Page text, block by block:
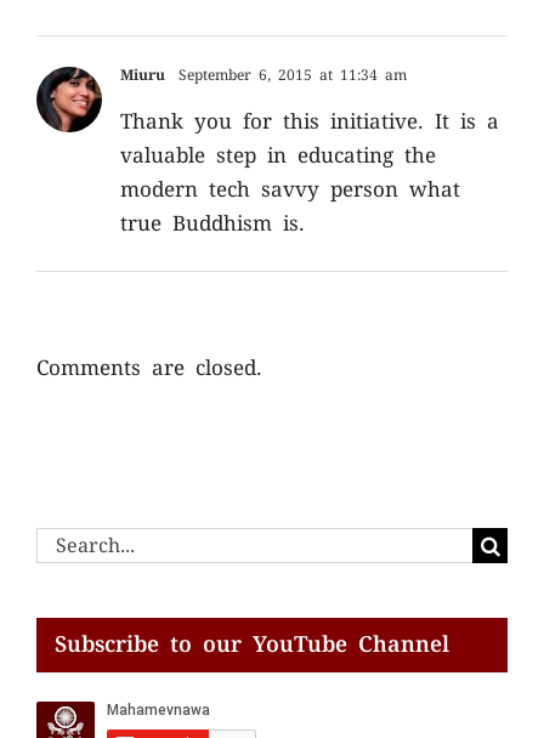
Miuru September 6, 2015 at 11:34 am
Thank you for this initiative. It is a
valuable step in educating the
modern tech savvy person what
true Buddhism is.
Comments are closed.
Search
Subscribe to our YouTube Channel